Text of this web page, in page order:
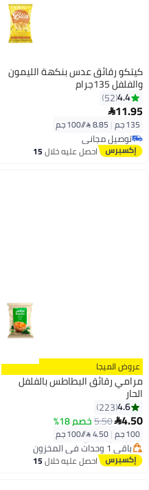
كيتكو رقائق عدس بنكهة الليمون
والفلفل 135جرام
4.4
52
11.95
135 جم |
توصيل مجاني
باقي 1 وحدات في المخزون
توصيل مجانياحصل عليه خلال15
عروض الميجا
مرامي رقائق البطاطس بالفلفل
الحار
4.6
223
4.50
5.50خصم 18%
100 جم |
أقل سعر في 30 يوم
توصيل مجاني
باقي 1 وحدات في المخزون
أقل سعر في 30 يوم
احصل عليه خلال15